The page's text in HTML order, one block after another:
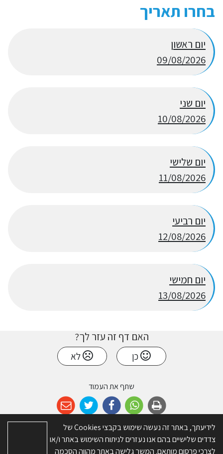
בחרו תאריך
יום ראשון
09/08/2026
יום שני
10/08/2026
יום שלישי
11/08/2026
יום רביעי
12/08/2026
יום חמישי
13/08/2026
האם דף זה עזר לך?
כן לא
שתף את העמוד
© כל הזכויות שמורות ל-מועצה אזורית דרום השרון. האתר פותח על ידי
לידיעתך, באתר זה נעשה שימוש בקבצי Cookies של
צדדים שלישיים בהם אנו נעזרים לניתוח השימוש באתר ו/או
לצרכי פרסום מותאם. המשך גלישה באתר מהווה הסכמה